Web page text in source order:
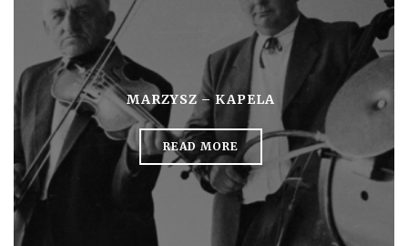
MARZYSZ – KAPELA
READ MORE